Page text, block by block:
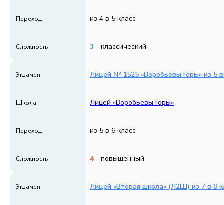
Переход из 4 в 5 класс
Сложность 3 - классический
Экзамен Лицей № 1525 «Воробьёвы Горы» из 5
Школа Лицей «Воробьёвы Горы»
Переход из 5 в 6 класс
Сложность 4 - повышенный
Экзамен Лицей «Вторая школа» (Л2Ш) из 7 в 8